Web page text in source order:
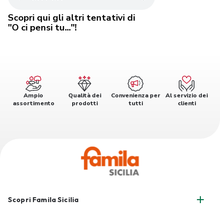
Scopri qui gli altri tentativi di
"O ci pensi tu..."!
Ampio
assortimento
Qualità dei
prodotti
Convenienza per
tutti
Al servizio dei
clienti
Scopri Famila Sicilia